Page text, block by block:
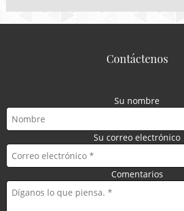
Contáctenos
Su nombre
Su correo electrónico
Comentarios